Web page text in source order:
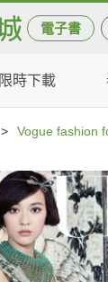
電子書
限時下載
> Vogue fashion